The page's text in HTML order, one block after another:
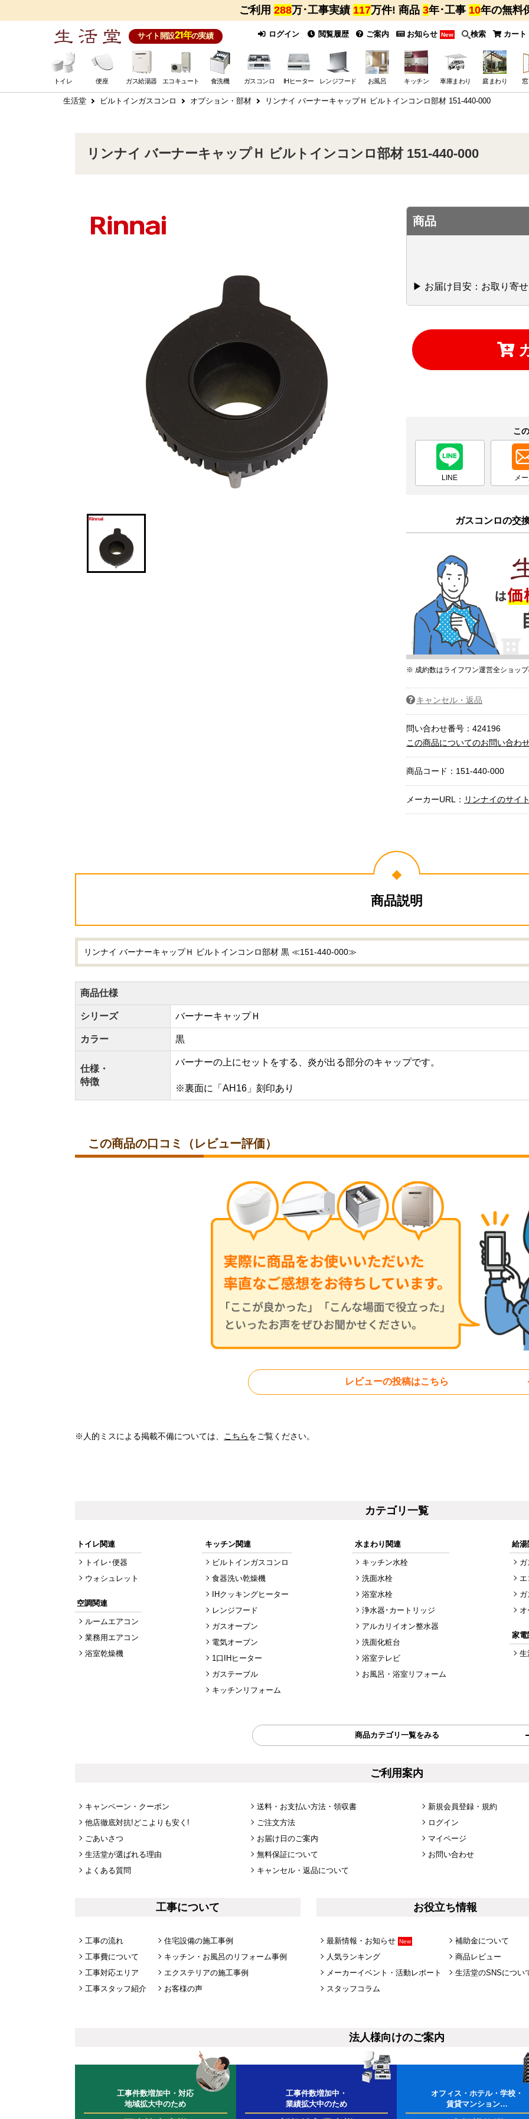
ご利用 288万･工事実績 117万件! 商品 3年･工事 10年の無料
サイト開設21年の実績 ログイン 閲覧履歴 ご案内 お知らせ New 検索 カート
トイレ 便座 ガス給湯器 エコキュート 食洗機 ガスコンロ IHヒーター レンジフード お風呂 キッチン 車庫まわり 庭まわり
生活堂 ビルトインガスコンロ オプション・部材 リンナイ バーナーキャップＨ ビルトインコンロ部材 151-440-000
リンナイ バーナーキャップＨ ビルトインコンロ部材 151-440-000
商品
▶ お届け目安：お取り寄せ
お買い物を続ける カートへ進む
こ
LINE メ
ガスコンロの交
※ 成約数はライフワン運営全ショップ
キャンセル・返品
問い合わせ番号：424196
この商品についてのお問い合わ
商品コード： 151-440-000
メーカーURL： リンナイのサイ
商品説明
リンナイ バーナーキャップＨ ビルトインコンロ部材 黒 ≪151-440-000≫
商品仕様
シリーズ バーナーキャップＨ
カラー 黒
仕様・
特徴
バーナーの上にセットをする、炎が出る部分のキャップです。
※裏面に「AH16」刻印あり
この商品の口コミ（レビュー評価）
レビューの投稿はこちら
※人的ミスによる掲載不備については、 こちらをご覧ください。
カテゴリ一覧
トイレ関連
トイレ･便器
ウォシュレット
空調関連
ルームエアコン
業務用エアコン
浴室乾燥機
キッチン関連
ビルトインガスコンロ
食器洗い乾燥機
IHクッキングヒーター
レンジフード
ガスオーブン
電気オーブン
1口IHヒーター
ガステーブル
キッチンリフォーム
水まわり関連
キッチン水栓
洗面水栓
浴室水栓
浄水器･カートリッジ
アルカリイオン整水器
洗面化粧台
浴室テレビ
お風呂・浴室リフォーム
給湯
エ
オ
家電
生
商品カテゴリ一覧をみる
ご利用案内
キャンペーン・クーポン
他店徹底対抗!どこよりも安く!
ごあいさつ
生活堂が選ばれる理由
よくある質問
送料・お支払い方法・領収書
ご注文方法
お届け日のご案内
無料保証について
キャンセル・返品について
新規会員登録・規約
ログイン
マイページ
お問い合わせ
工事について
工事の流れ
工事費について
工事対応エリア
工事スタッフ紹介
住宅設備の施工事例
キッチン・お風呂のリフォーム事例
エクステリアの施工事例
お客様の声
お役立ち情報
最新情報・お知らせ New
人気ランキング
メーカーイベント・活動レポート
スタッフコラム
補助金について
商品レビュー
生活堂のSNSについ
法人様向けのご案内
工事件数増加中・対応
地域拡大中のため
工事件数増加中・
業績拡大中のため
オフィス・ホテル・学校・
賃貸マンション…